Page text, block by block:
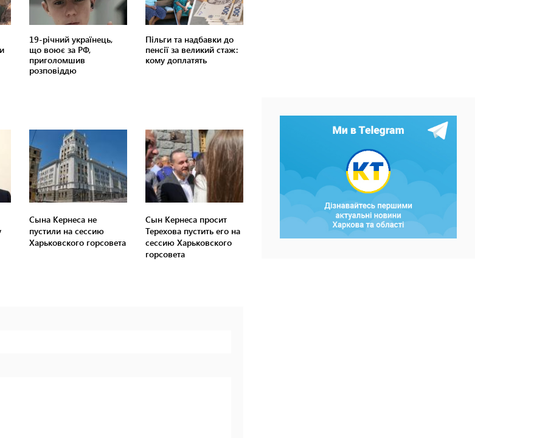
Сына Кернеса не
пустили на сессию
Харьковского горсовета
Сын Кернеса просит
Терехова пустить его на
сессию Харьковского
горсовета